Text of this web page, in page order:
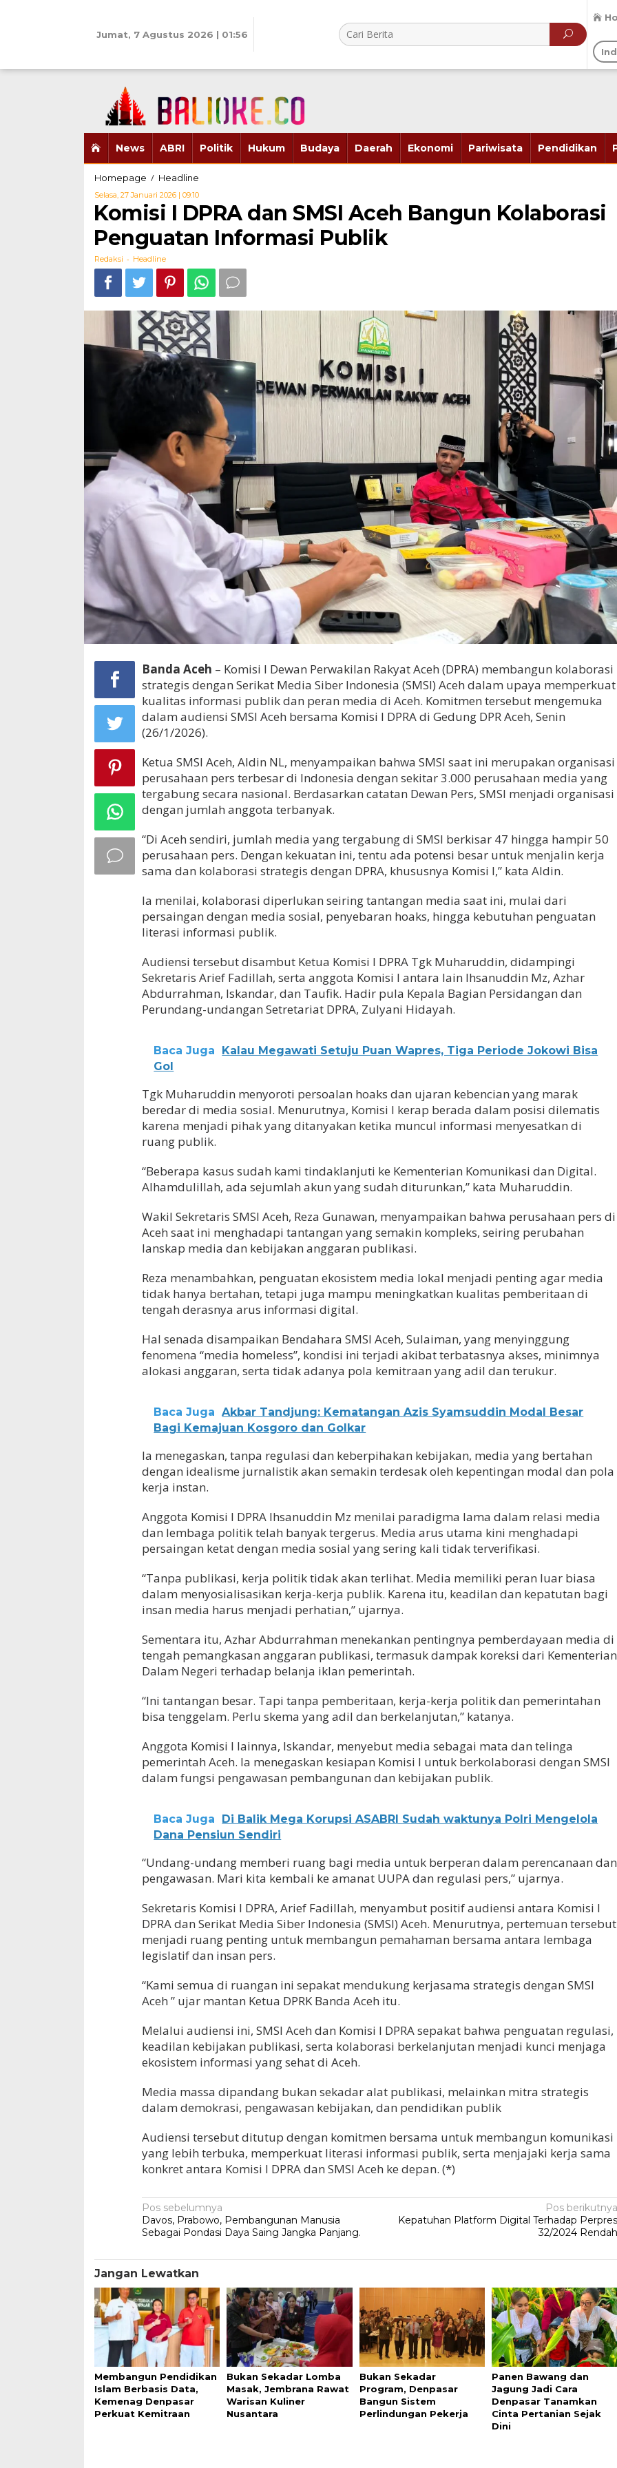
Jumat, 7 Agustus 2026 | 01:56
News ABRI Politik Hukum Budaya Daerah Ekonomi Pariwisata Pendidikan
Homepage / Headline
dan
Aceh
Penguatan
Informasi
Publik
Selasa, 27 Januari 2026 | 09:10Oleh
Redaksi
Komisi I DPRA dan SMSI Aceh Bangun Kolaborasi
Penguatan Informasi Publik
Redaksi - Headline
Banda Aceh – Komisi I Dewan Perwakilan Rakyat Aceh (DPRA) membangun kolaborasi
strategis dengan Serikat Media Siber Indonesia (SMSI) Aceh dalam upaya memperkuat
kualitas informasi publik dan peran media di Aceh. Komitmen tersebut mengemuka
dalam audiensi SMSI Aceh bersama Komisi I DPRA di Gedung DPR Aceh, Senin
(26/1/2026).
Ketua SMSI Aceh, Aldin NL, menyampaikan bahwa SMSI saat ini merupakan organisasi
perusahaan pers terbesar di Indonesia dengan sekitar 3.000 perusahaan media yang
tergabung secara nasional. Berdasarkan catatan Dewan Pers, SMSI menjadi organisasi
dengan jumlah anggota terbanyak.
“Di Aceh sendiri, jumlah media yang tergabung di SMSI berkisar 47 hingga hampir 50
perusahaan pers. Dengan kekuatan ini, tentu ada potensi besar untuk menjalin kerja
sama dan kolaborasi strategis dengan DPRA, khususnya Komisi I,” kata Aldin.
Ia menilai, kolaborasi diperlukan seiring tantangan media saat ini, mulai dari
persaingan dengan media sosial, penyebaran hoaks, hingga kebutuhan penguatan
literasi informasi publik.
Audiensi tersebut disambut Ketua Komisi I DPRA Tgk Muharuddin, didampingi
Sekretaris Arief Fadillah, serta anggota Komisi I antara lain Ihsanuddin Mz, Azhar
Abdurrahman, Iskandar, dan Taufik. Hadir pula Kepala Bagian Persidangan dan
Perundang-undangan Setretariat DPRA, Zulyani Hidayah.
Baca Juga
Kalau Megawati Setuju Puan Wapres, Tiga Periode Jokowi Bisa
Gol
Tgk Muharuddin menyoroti persoalan hoaks dan ujaran kebencian yang marak
beredar di media sosial. Menurutnya, Komisi I kerap berada dalam posisi dilematis
karena menjadi pihak yang ditanyakan ketika muncul informasi menyesatkan di
ruang publik.
“Beberapa kasus sudah kami tindaklanjuti ke Kementerian Komunikasi dan Digital.
Alhamdulillah, ada sejumlah akun yang sudah diturunkan,” kata Muharuddin.
Wakil Sekretaris SMSI Aceh, Reza Gunawan, menyampaikan bahwa perusahaan pers di
Aceh saat ini menghadapi tantangan yang semakin kompleks, seiring perubahan
lanskap media dan kebijakan anggaran publikasi.
Reza menambahkan, penguatan ekosistem media lokal menjadi penting agar media
tidak hanya bertahan, tetapi juga mampu meningkatkan kualitas pemberitaan di
tengah derasnya arus informasi digital.
Hal senada disampaikan Bendahara SMSI Aceh, Sulaiman, yang menyinggung
fenomena “media homeless”, kondisi ini terjadi akibat terbatasnya akses, minimnya
alokasi anggaran, serta tidak adanya pola kemitraan yang adil dan terukur.
Baca Juga Akbar Tandjung: Kematangan Azis Syamsuddin Modal Besar
Bagi Kemajuan Kosgoro dan Golkar
Ia menegaskan, tanpa regulasi dan keberpihakan kebijakan, media yang bertahan
dengan idealisme jurnalistik akan semakin terdesak oleh kepentingan modal dan pola
kerja instan.
Anggota Komisi I DPRA Ihsanuddin Mz menilai paradigma lama dalam relasi media
dan lembaga politik telah banyak tergerus. Media arus utama kini menghadapi
persaingan ketat dengan media sosial yang sering kali tidak terverifikasi.
“Tanpa publikasi, kerja politik tidak akan terlihat. Media memiliki peran luar biasa
dalam menyosialisasikan kerja-kerja publik. Karena itu, keadilan dan kepatutan bagi
insan media harus menjadi perhatian,” ujarnya.
Sementara itu, Azhar Abdurrahman menekankan pentingnya pemberdayaan media di
tengah pemangkasan anggaran publikasi, termasuk dampak koreksi dari Kementerian
Dalam Negeri terhadap belanja iklan pemerintah.
“Ini tantangan besar. Tapi tanpa pemberitaan, kerja-kerja politik dan pemerintahan
bisa tenggelam. Perlu skema yang adil dan berkelanjutan,” katanya.
Anggota Komisi I lainnya, Iskandar, menyebut media sebagai mata dan telinga
pemerintah Aceh. Ia menegaskan kesiapan Komisi I untuk berkolaborasi dengan SMSI
dalam fungsi pengawasan pembangunan dan kebijakan publik.
Baca Juga
Di Balik Mega Korupsi ASABRI Sudah waktunya Polri Mengelola
Dana Pensiun Sendiri
“Undang-undang memberi ruang bagi media untuk berperan dalam perencanaan dan
pengawasan. Mari kita kembali ke amanat UUPA dan regulasi pers,” ujarnya.
Sekretaris Komisi I DPRA, Arief Fadillah, menyambut positif audiensi antara Komisi I
DPRA dan Serikat Media Siber Indonesia (SMSI) Aceh. Menurutnya, pertemuan tersebut
menjadi ruang penting untuk membangun pemahaman bersama antara lembaga
legislatif dan insan pers.
“Kami semua di ruangan ini sepakat mendukung kerjasama strategis dengan SMSI
Aceh ” ujar mantan Ketua DPRK Banda Aceh itu.
Melalui audiensi ini, SMSI Aceh dan Komisi I DPRA sepakat bahwa penguatan regulasi,
keadilan kebijakan publikasi, serta kolaborasi berkelanjutan menjadi kunci menjaga
ekosistem informasi yang sehat di Aceh.
Media massa dipandang bukan sekadar alat publikasi, melainkan mitra strategis
dalam demokrasi, pengawasan kebijakan, dan pendidikan publik
Audiensi tersebut ditutup dengan komitmen bersama untuk membangun komunikasi
yang lebih terbuka, memperkuat literasi informasi publik, serta menjajaki kerja sama
konkret antara Komisi I DPRA dan SMSI Aceh ke depan. (*)
Navigasi
pos
Pos sebelumnya
Davos, Prabowo, Pembangunan Manusia
Sebagai Pondasi Daya Saing Jangka Panjang.
Pos berikutnya
Kepatuhan Platform Digital Terhadap Perpres
32/2024 Rendah
Jangan Lewatkan
Membangun Pendidikan
Islam Berbasis Data,
Kemenag Denpasar
Perkuat Kemitraan
Bukan Sekadar Lomba
Masak, Jembrana Rawat
Warisan Kuliner
Nusantara
Bukan Sekadar
Program, Denpasar
Bangun Sistem
Perlindungan Pekerja
Panen Bawang dan
Jagung Jadi Cara
Denpasar Tanamkan
Cinta Pertanian Sejak
Dini